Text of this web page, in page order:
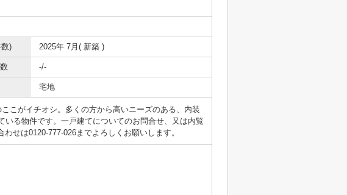
) 2025年 7月( 新築 )
-/-
宅地
こがイチオシ。多くの方から高いニーズのある、内装
る物件です。一戸建てについてのお問合せ、又は内覧
せは0120-777-026までよろしくお願いします。